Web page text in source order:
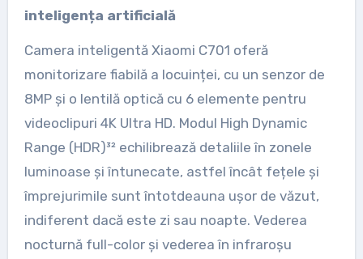
inteligența artificială
Camera inteligentă Xiaomi C701 oferă
monitorizare fiabilă a locuinței, cu un senzor de
8MP și o lentilă optică cu 6 elemente pentru
videoclipuri 4K Ultra HD. Modul High Dynamic
Range (HDR)³² echilibrează detaliile în zonele
luminoase și întunecate, astfel încât fețele și
împrejurimile sunt întotdeauna ușor de văzut,
indiferent dacă este zi sau noapte. Vederea
nocturnă full-color și vederea în infraroșu